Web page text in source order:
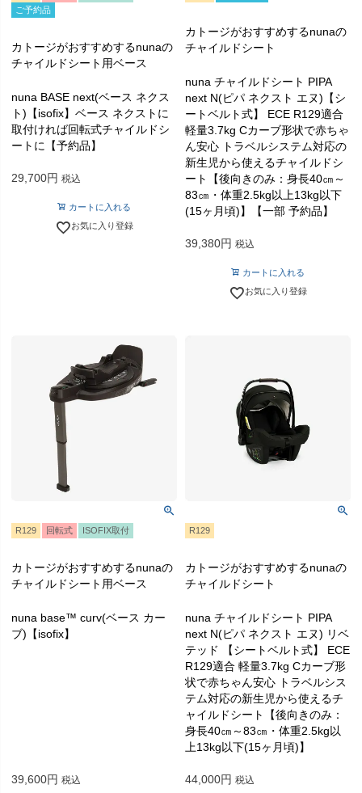
ご予約品
カトージがおすすめするnunaの
チャイルドシート用ベース
nuna BASE next(ベース ネクス
ト)【isofix】ベース ネクストに
取付ければ回転式チャイルドシ
ートに【予約品】
29,700 税込
カートに入れる
お気に入り登録
カトージがおすすめするnunaの
チャイルドシート
nuna チャイルドシート PIPA
next N(ピパ ネクスト エヌ)【シ
ートベルト式】 ECE R129適合
軽量3.7kg Cカーブ形状で赤ちゃ
ん安心 トラベルシステム対応の
新生児から使えるチャイルドシ
ート【後向きのみ：身長40㎝～
83㎝・体重2.5kg以上13kg以下
(15ヶ月頃)】【一部 予約品】
39,380 税込
カートに入れる
お気に入り登録
R129 回転式 ISOFIX取付
カトージがおすすめするnunaの
チャイルドシート用ベース
nuna base™ curv(ベース カー
ブ)【isofix】
39,600 税込
R129
カトージがおすすめするnunaの
チャイルドシート
nuna チャイルドシート PIPA
next N(ピパ ネクスト エヌ) リベ
テッド 【シートベルト式】 ECE
R129適合 軽量3.7kg Cカーブ形
状で赤ちゃん安心 トラベルシス
テム対応の新生児から使えるチ
ャイルドシート【後向きのみ：
身長40㎝～83㎝・体重2.5kg以
上13kg以下(15ヶ月頃)】
44,000 税込